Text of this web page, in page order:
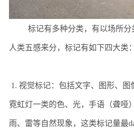
标记有多种分类，有以场所
人类五感来分，标记有如下四大类：
1. 视觉标记：包括文字、图形、图
霓虹灯一类的色、光，手语（聋哑
雨、雷等自然现象，这类标记量最